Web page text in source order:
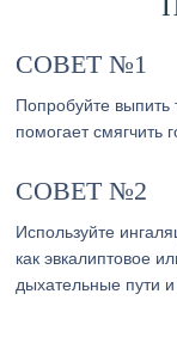
СОВЕТ №1
Попробуйте
помогает смягчить
СОВЕТ №2
Используйте
как эвкалиптовое
дыхательные пути